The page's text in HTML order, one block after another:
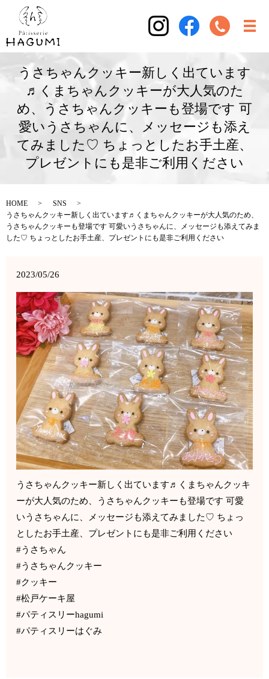
うさちゃんクッキー新しく出ています
♬くまちゃんクッキーが大人気のた
め、うさちゃんクッキーも登場です 可
愛いうさちゃんに、メッセージも添え
てみました♡ ちょっとしたお手土産、
プレゼントにも是非ご利用ください
HOME
SNS
うさちゃんクッキー新しく出ています♬くまちゃんクッキーが大人気のため、
うさちゃんクッキーも登場です 可愛いうさちゃんに、メッセージも添えてみま
した♡ ちょっとしたお手土産、プレゼントにも是非ご利用ください
2023/05/26
うさちゃんクッキー新しく出ています♬くまちゃんクッキ
ーが大人気のため、うさちゃんクッキーも登場です 可愛
いうさちゃんに、メッセージも添えてみました♡ ちょっ
としたお手土産、プレゼントにも是非ご利用ください
#うさちゃん
#うさちゃんクッキー
#クッキー
#松戸ケーキ屋
#パティスリーhagumi
#パティスリーはぐみ